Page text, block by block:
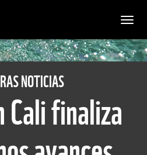
NOTICIAS
Cali finaliza